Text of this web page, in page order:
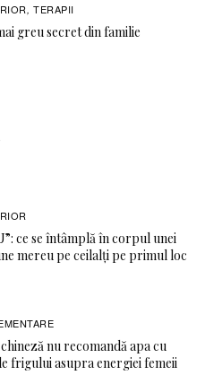
,TERAPII
greu secret din familie
ce se întâmplă în corpul unei
mereu pe ceilalți pe primul loc
nu recomandă apa cu
frigului asupra energiei femeii